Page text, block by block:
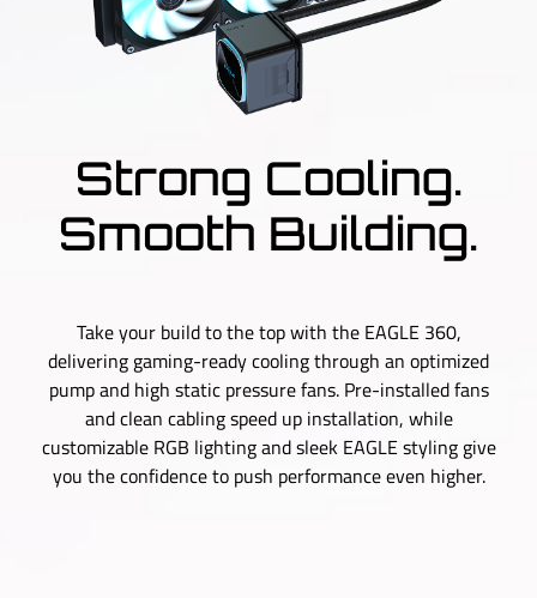
Strong Cooling.
Smooth Building.
Take your build to the top with the EAGLE 360,
delivering gaming-ready cooling through an optimized
pump and high static pressure fans. Pre-installed fans
and clean cabling speed up installation, while
customizable RGB lighting and sleek EAGLE styling give
you the confidence to push performance even higher.